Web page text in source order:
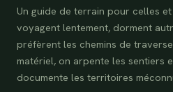
Un guide de terrain pour celles
voyagent lentement, dorment
préfèrent les chemins de
matériel, on arpente les sentiers
documente les territoires